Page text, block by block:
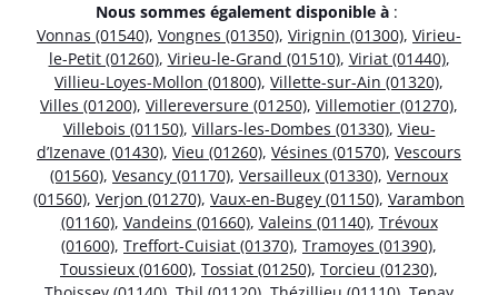
Nous sommes également disponible à :
Vonnas (01540), Vongnes (01350), Virignin (01300), Virieu-
le-Petit (01260), Virieu-le-Grand (01510), Viriat (01440),
Villieu-Loyes-Mollon (01800), Villette-sur-Ain (01320),
Villes (01200), Villereversure (01250), Villemotier (01270),
Villebois (01150), Villars-les-Dombes (01330), Vieu-
d’Izenave (01430), Vieu (01260), Vésines (01570), Vescours
(01560), Vesancy (01170), Versailleux (01330), Vernoux
(01560), Verjon (01270), Vaux-en-Bugey (01150), Varambon
(01160), Vandeins (01660), Valeins (01140), Trévoux
(01600), Treffort-Cuisiat (01370), Tramoyes (01390),
Toussieux (01600), Tossiat (01250), Torcieu (01230),